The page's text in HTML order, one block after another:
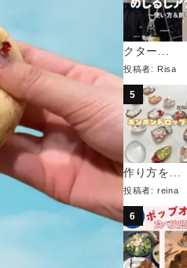
クター...
投稿者: Risa
作り方を...
投稿者: reina